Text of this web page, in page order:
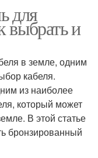
для
выбрать и
в земле, одним
кабеля.
из наиболее
который может
В этой статье
бронзированный